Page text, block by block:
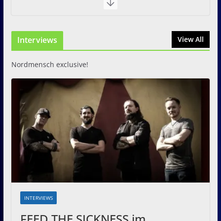
Interviews View All
Nordmensch exclusive!
INTERVIEWS